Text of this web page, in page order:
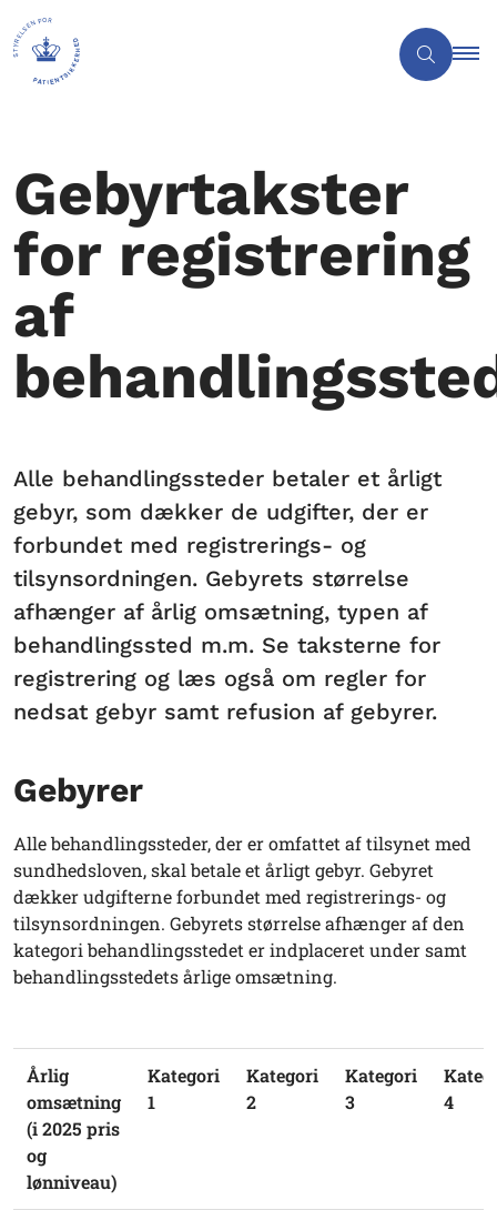
Gebyrtakster
for registrering
af
Alle behandlingssteder betaler et årligt
gebyr, som dækker de udgifter, der er
forbundet med registrerings- og
tilsynsordningen. Gebyrets størrelse
afhænger af årlig omsætning, typen af
behandlingssted m.m. Se taksterne for
registrering og læs også om regler for
nedsat gebyr samt refusion af gebyrer.
Gebyrer
Alle behandlingssteder, der er omfattet af tilsynet med
sundhedsloven, skal betale et årligt gebyr. Gebyret
dækker udgifterne forbundet med registrerings- og
tilsynsordningen. Gebyrets størrelse afhænger af den
kategori behandlingsstedet er indplaceret under samt
behandlingsstedets årlige omsætning.
Årlig
omsætning
(i 2025 pris
og
lønniveau)
Kategori
1
Kategori
2
Kategori
3
4